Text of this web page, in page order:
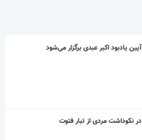
آیین یادبود اکبر عبدی برگزار می‌شود
در نکوداشت مردی از تبار فتوت